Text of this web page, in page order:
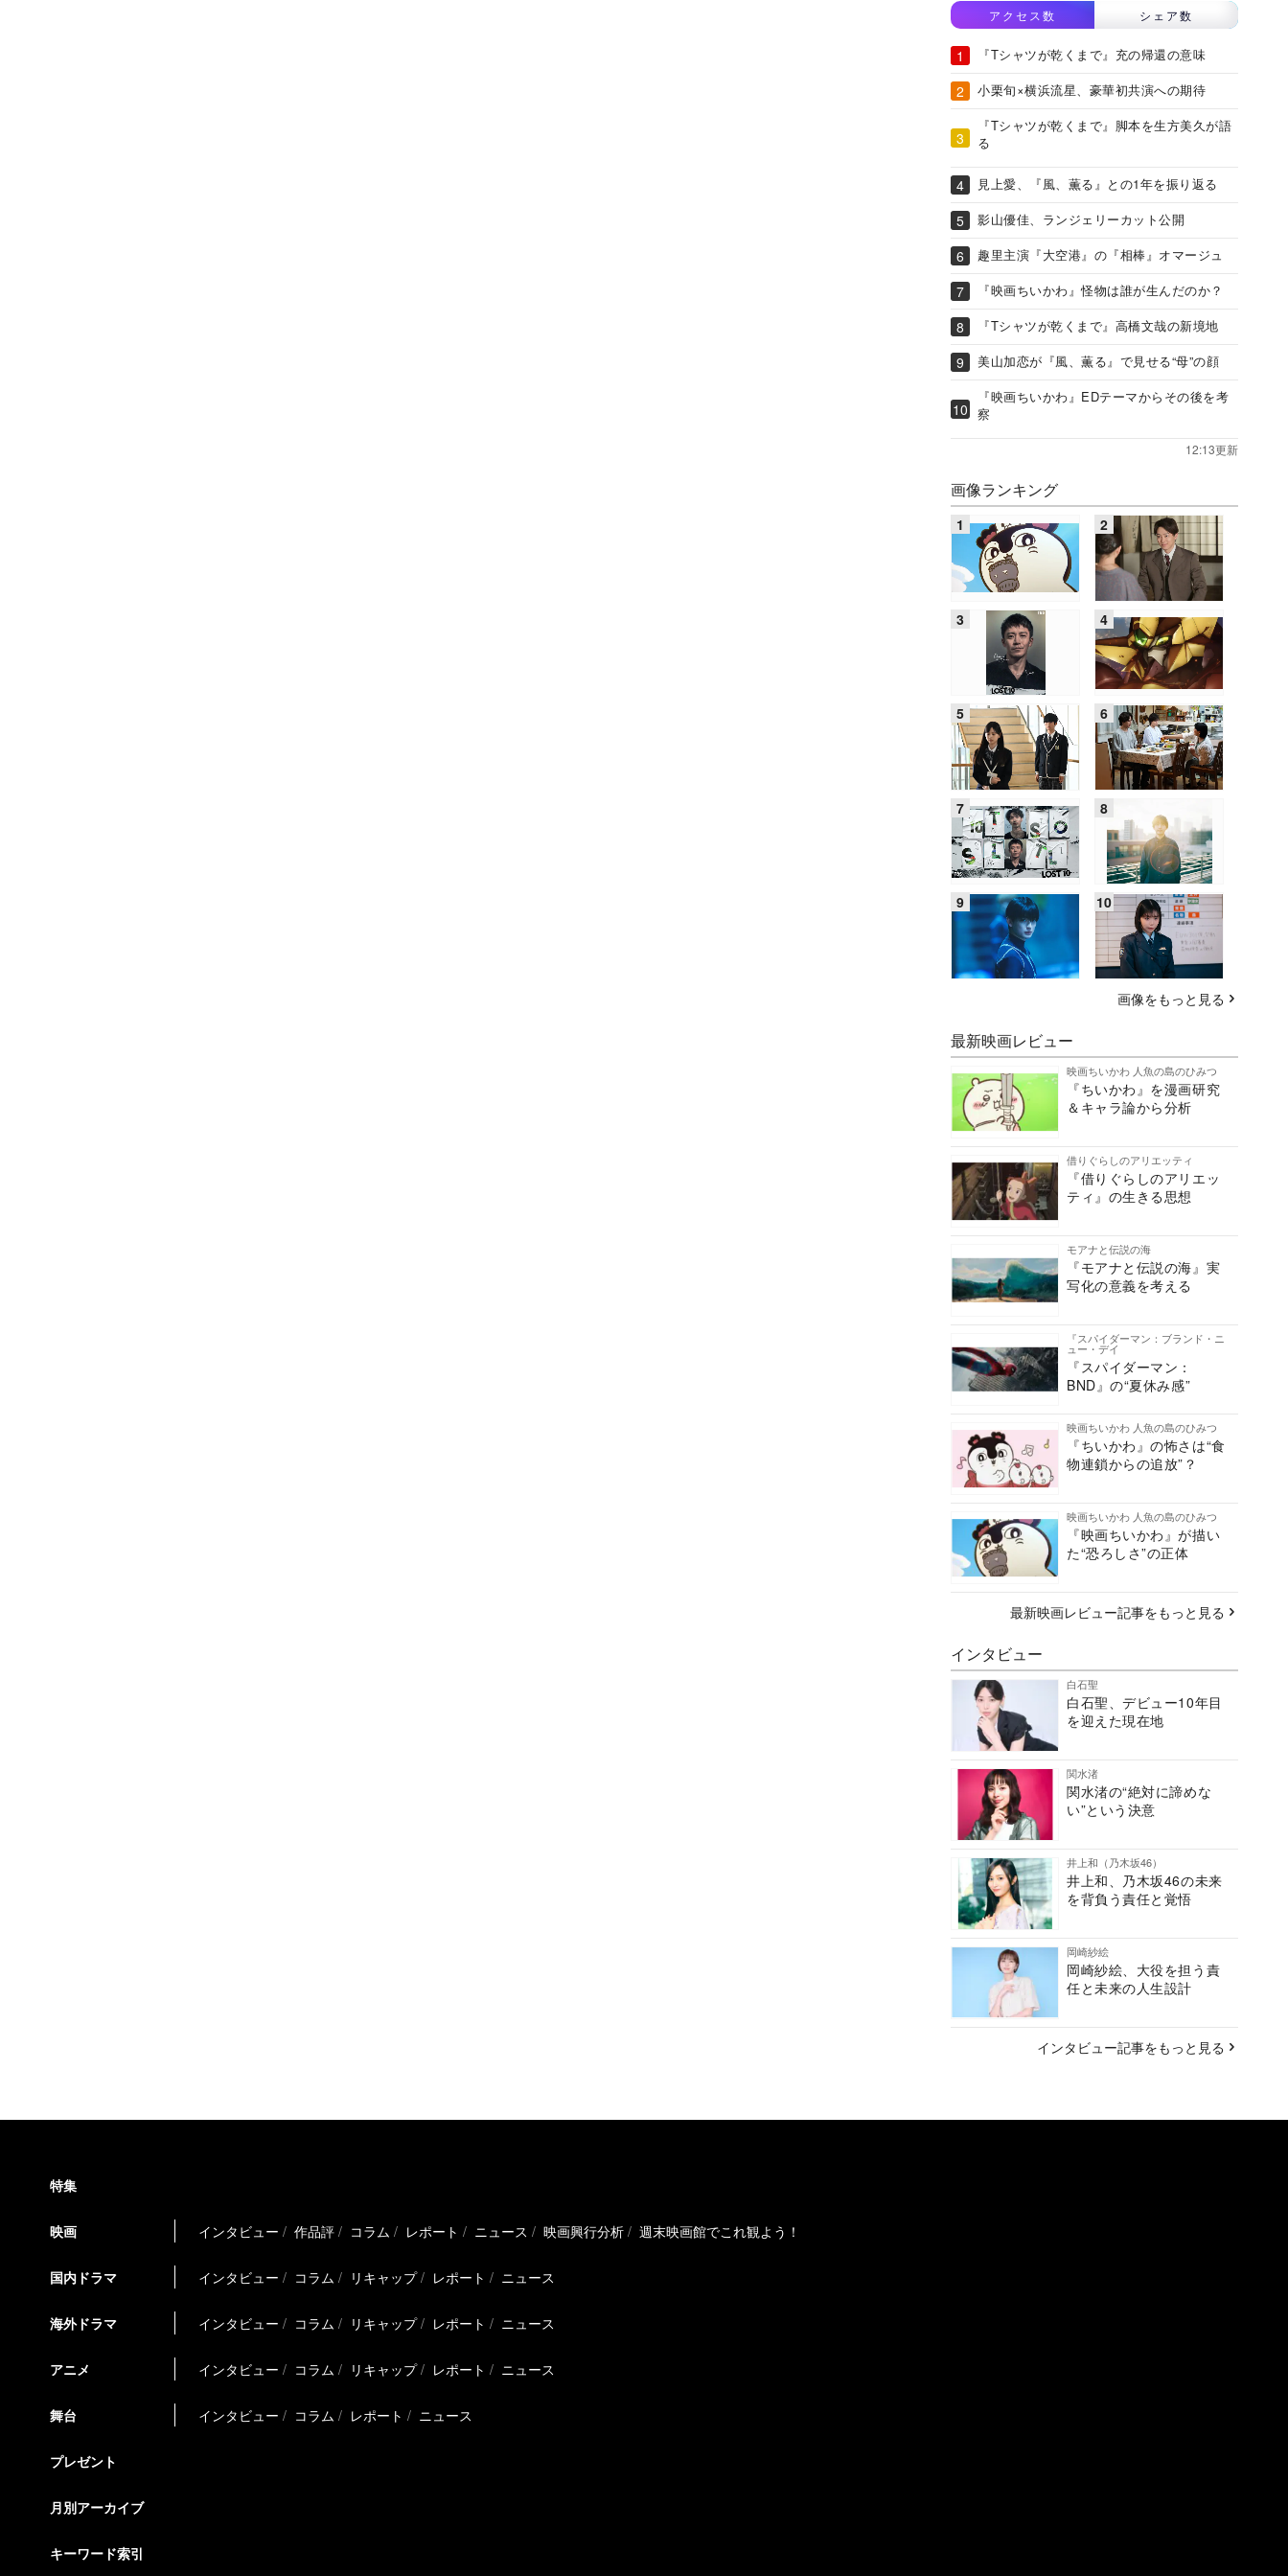
アクセス数 シェア数
『Tシャツが乾くまで』充の帰還の意味
小栗旬×横浜流星、豪華初共演への期待
『Tシャツが乾くまで』脚本を生方美久が語
る
見上愛、『風、薫る』との1年を振り返る
影山優佳、ランジェリーカット公開
趣里主演『大空港』の『相棒』オマージュ
『映画ちいかわ』怪物は誰が生んだのか？
『Tシャツが乾くまで』高橋文哉の新境地
美山加恋が『風、薫る』で見せる“母”の顔
『映画ちいかわ』EDテーマからその後を考
察
12:13更新
画像ランキング
画像をもっと見る
最新映画レビュー
映画ちいかわ 人魚の島のひみつ
『ちいかわ』を漫画研究
＆キャラ論から分析
借りぐらしのアリエッティ
『借りぐらしのアリエッ
ティ』の生きる思想
モアナと伝説の海
『モアナと伝説の海』実
写化の意義を考える
『スパイダーマン：ブランド・ニ
ュー・デイ
『スパイダーマン：
BND』の“夏休み感”
映画ちいかわ 人魚の島のひみつ
『ちいかわ』の怖さは“食
物連鎖からの追放”？
映画ちいかわ 人魚の島のひみつ
『映画ちいかわ』が描い
た“恐ろしさ”の正体
最新映画レビュー記事をもっと見る
インタビュー
白石聖
白石聖、デビュー10年目
を迎えた現在地
関水渚
関水渚の“絶対に諦めな
い”という決意
井上和（乃木坂46）
井上和、乃木坂46の未来
を背負う責任と覚悟
岡崎紗絵
岡崎紗絵、大役を担う責
任と未来の人生設計
インタビュー記事をもっと見る
特集
映画 インタビュー 作品評 コラム レポート ニュース 映画興行分析 週末映画館でこれ観よう！
国内ドラマ インタビュー コラム リキャップ レポート ニュース
海外ドラマ インタビュー コラム リキャップ レポート ニュース
アニメ インタビュー コラム リキャップ レポート ニュース
舞台 インタビュー コラム レポート ニュース
プレゼント
月別アーカイブ
キーワード索引